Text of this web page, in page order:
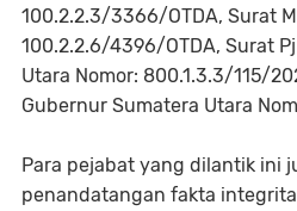
100.2.2.3/3366/OTDA, Surat
100.2.2.6/4396/OTDA, Surat
Utara Nomor: 800.1.3.3/115/
Gubernur Sumatera Utara
Para pejabat yang dilantik ini
penandatangan fakta